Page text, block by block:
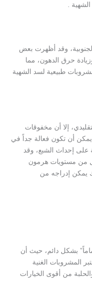
.
وقد أظهرت بعض
حرق الدهون، مما
طبيعية لسد الشهية
إلا أن مخفوقات
أن تكون فعالة جداً في
على إحداث الشبع، وقد
من مستويات هرمون
يمكن إدراجه من
بشكل دائم، حيث أن
المشروبات الغنية
من أقوى الخيارات